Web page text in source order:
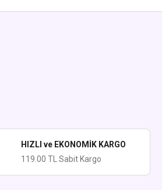
HIZLI ve EKONOMİK KARGO
119.00 TL Sabit Kargo